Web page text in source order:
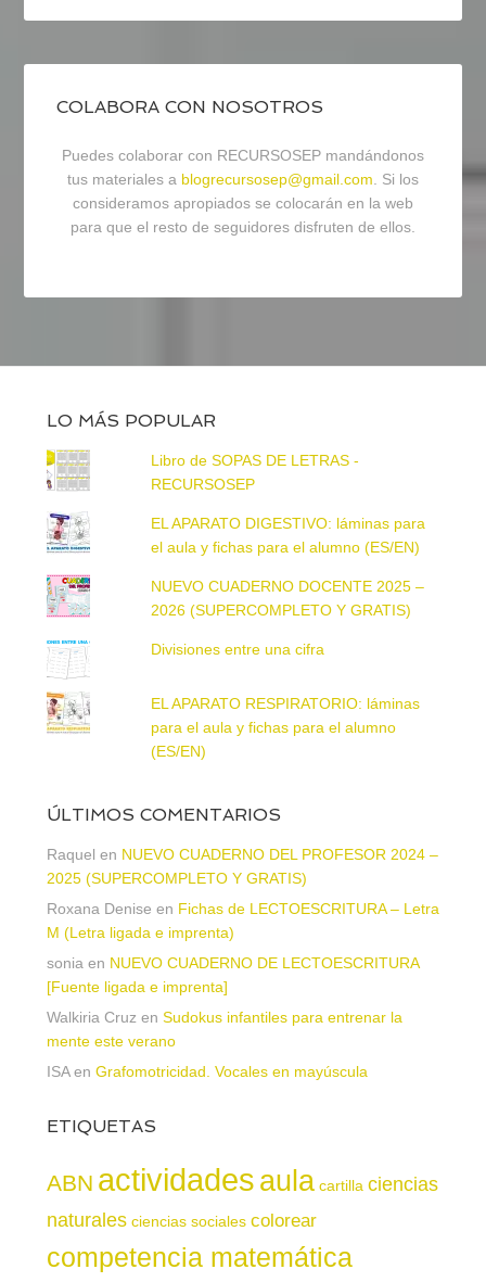
COLABORA CON NOSOTROS
Puedes colaborar con RECURSOSEP mandándonos
tus materiales a blogrecursosep@gmail.com. Si los
consideramos apropiados se colocarán en la web
para que el resto de seguidores disfruten de ellos.
LO MÁS POPULAR
Libro de SOPAS DE LETRAS -
RECURSOSEP
EL APARATO DIGESTIVO: láminas para
el aula y fichas para el alumno (ES/EN)
NUEVO CUADERNO DOCENTE 2025 –
2026 (SUPERCOMPLETO Y GRATIS)
Divisiones entre una cifra
EL APARATO RESPIRATORIO: láminas
para el aula y fichas para el alumno
(ES/EN)
ÚLTIMOS COMENTARIOS
Raquel en NUEVO CUADERNO DEL PROFESOR 2024 –
2025 (SUPERCOMPLETO Y GRATIS)
Roxana Denise en Fichas de LECTOESCRITURA – Letra
M (Letra ligada e imprenta)
sonia en NUEVO CUADERNO DE LECTOESCRITURA
[Fuente ligada e imprenta]
Walkiria Cruz en Sudokus infantiles para entrenar la
mente este verano
ISAen Grafomotricidad. Vocales en mayúscula
ETIQUETAS
ABN actividadesaula cartilla ciencias
naturales ciencias sociales colorear
competencia matemática